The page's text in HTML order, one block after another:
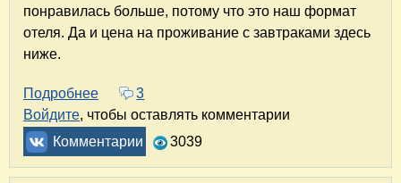
понравилась больше, потому что это наш формат
отеля. Да и цена на проживание с завтраками здесь
ниже.
Подробнее о Отель "Тверь" в Твери. Отель с историей.
3
Войдите, чтобы оставлять комментарии
Комментарии
3039